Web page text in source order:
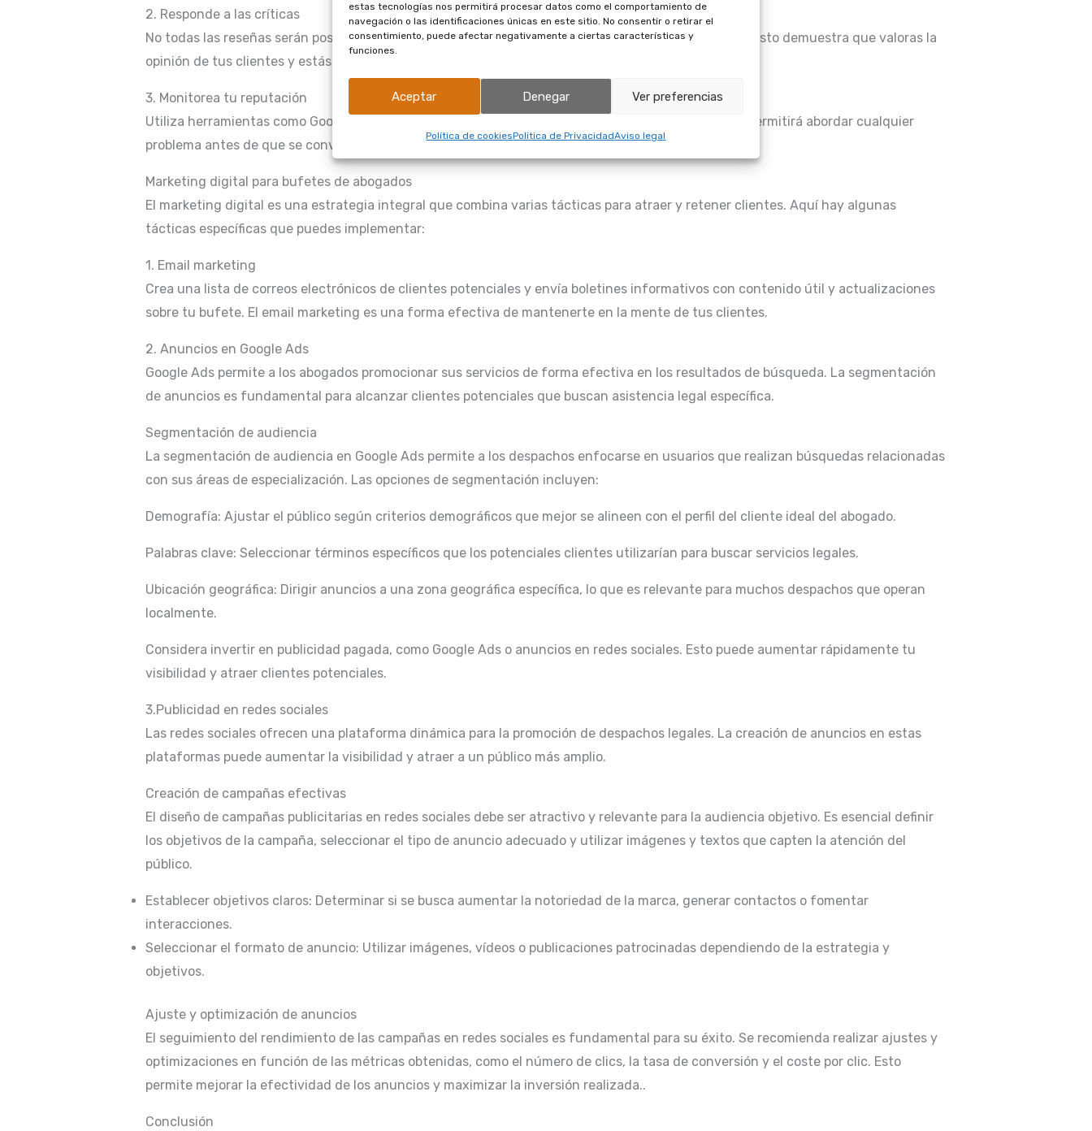
estas tecnologías nos permitirá procesar datos como el comportamiento de
navegación o las identificaciones únicas en este sitio. No consentir o retirar el
consentimiento, puede afectar negativamente a ciertas características y
funciones.
Aceptar Denegar Ver preferencias
Política de cookiesPolitica de PrivacidadAviso legal
2. Responde a las críticas
No todas las reseñas serán positivas. Responde a las críticas de manera profesional y constructiva. Esto demuestra que valoras la
opinión de tus clientes y estás dispuesto a mejorar.
3. Monitorea tu reputación
Utiliza herramientas como Google Alerts para monitorear menciones de tu bufete en línea. Esto te permitirá abordar cualquier
problema antes de que se convierta en una crisis.
Marketing digital para bufetes de abogados
El marketing digital es una estrategia integral que combina varias tácticas para atraer y retener clientes. Aquí hay algunas
tácticas específicas que puedes implementar:
1. Email marketing
Crea una lista de correos electrónicos de clientes potenciales y envía boletines informativos con contenido útil y actualizaciones
sobre tu bufete. El email marketing es una forma efectiva de mantenerte en la mente de tus clientes.
2. Anuncios en Google Ads
Google Ads permite a los abogados promocionar sus servicios de forma efectiva en los resultados de búsqueda. La segmentación
de anuncios es fundamental para alcanzar clientes potenciales que buscan asistencia legal específica.
Segmentación de audiencia
La segmentación de audiencia en Google Ads permite a los despachos enfocarse en usuarios que realizan búsquedas relacionadas
con sus áreas de especialización. Las opciones de segmentación incluyen:
Demografía: Ajustar el público según criterios demográficos que mejor se alineen con el perfil del cliente ideal del abogado.
Palabras clave: Seleccionar términos específicos que los potenciales clientes utilizarían para buscar servicios legales.
Ubicación geográfica: Dirigir anuncios a una zona geográfica específica, lo que es relevante para muchos despachos que operan
localmente.
Considera invertir en publicidad pagada, como Google Ads o anuncios en redes sociales. Esto puede aumentar rápidamente tu
visibilidad y atraer clientes potenciales.
3.Publicidad en redes sociales
Las redes sociales ofrecen una plataforma dinámica para la promoción de despachos legales. La creación de anuncios en estas
plataformas puede aumentar la visibilidad y atraer a un público más amplio.
Creación de campañas efectivas
El diseño de campañas publicitarias en redes sociales debe ser atractivo y relevante para la audiencia objetivo. Es esencial definir
los objetivos de la campaña, seleccionar el tipo de anuncio adecuado y utilizar imágenes y textos que capten la atención del
público.
Establecer objetivos claros: Determinar si se busca aumentar la notoriedad de la marca, generar contactos o fomentar
interacciones.
Seleccionar el formato de anuncio: Utilizar imágenes, vídeos o publicaciones patrocinadas dependiendo de la estrategia y
objetivos.
Ajuste y optimización de anuncios
El seguimiento del rendimiento de las campañas en redes sociales es fundamental para su éxito. Se recomienda realizar ajustes y
optimizaciones en función de las métricas obtenidas, como el número de clics, la tasa de conversión y el coste por clic. Esto
permite mejorar la efectividad de los anuncios y maximizar la inversión realizada..
Conclusión